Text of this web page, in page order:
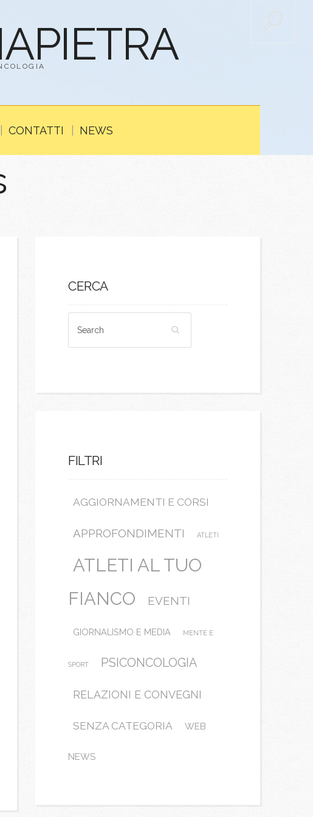
CONTATTI NEWS
CERCA
FILTRI
AGGIORNAMENTI E CORSI
APPROFONDIMENTI ATLETI
ATLETI AL TUO
FIANCO
EVENTI
GIORNALISMO E MEDIA MENTE E
SPORT PSICONCOLOGIA
RELAZIONI E CONVEGNI
SENZA CATEGORIA WEB
NEWS